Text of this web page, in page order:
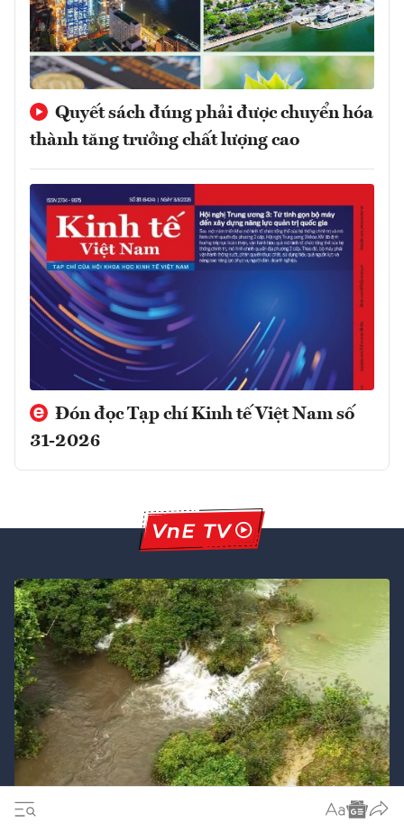
Quyết sách đúng phải được chuyển hóa
thành tăng trưởng chất lượng cao
Đón đọc Tạp chí Kinh tế Việt Nam số
31-2026